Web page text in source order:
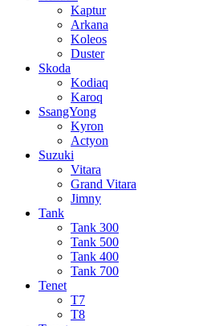
Kaptur
Arkana
Koleos
Duster
Skoda
Kodiaq
Karoq
SsangYong
Kyron
Actyon
Suzuki
Vitara
Grand Vitara
Jimny
Tank
Tank 300
Tank 500
Tank 400
Tank 700
Tenet
T7
T8